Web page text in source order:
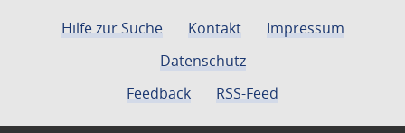
Hilfe zur Suche Kontakt
Impressum
Datenschutz
Feedback
RSS-Feed